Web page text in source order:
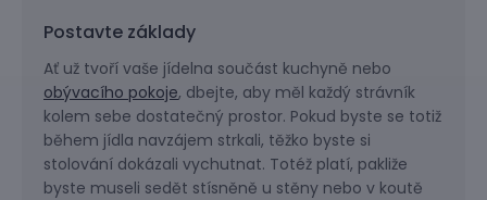
Postavte základy
Ať už tvoří vaše jídelna součást kuchyně nebo
obývacího pokoje, dbejte, aby měl každý strávník
kolem sebe dostatečný prostor. Pokud byste se totiž
během jídla navzájem strkali, těžko byste si
stolování dokázali vychutnat. Totéž platí, pakliže
byste museli sedět stísněně u stěny nebo v koutě